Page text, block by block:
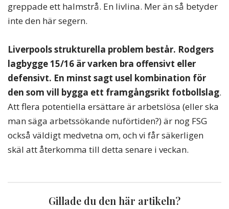
greppade ett halmstrå. En livlina. Mer än så betyder
inte den här segern.
Liverpools strukturella problem består. Rodgers
lagbygge 15/16 är varken bra offensivt eller
defensivt. En minst sagt usel kombination för
den som vill bygga ett framgångsrikt fotbollslag.
Att flera potentiella ersättare är arbetslösa (eller ska
man säga arbetssökande nuförtiden?) är nog FSG
också väldigt medvetna om, och vi får säkerligen
skäl att återkomma till detta senare i veckan.
Gillade du den här artikeln?